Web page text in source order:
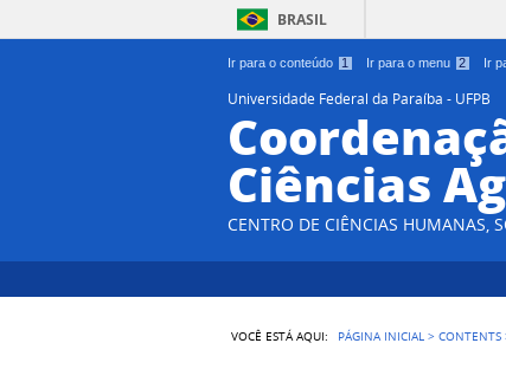
Ir para o conteúdo 1 Ir para o menu 2 Ir
BRASIL
Universidade Federal da Paraíba - UFPB
Ciências
CENTRO DE CIÊNCIAS HUMANAS,
VOCÊ ESTÁ AQUI: PÁGINA INICIAL >CONTENTS